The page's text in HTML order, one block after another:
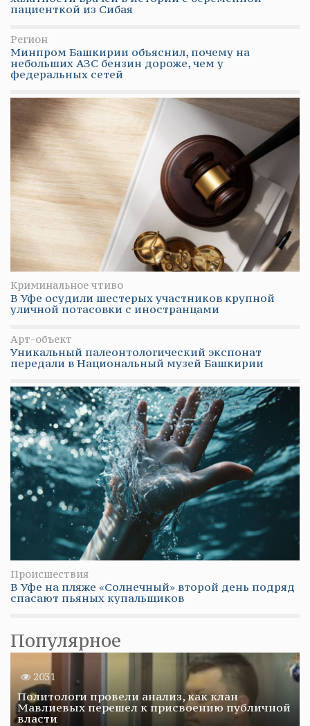
пациенткой из Сибая
Регион
Минпром Башкирии объяснил, почему на
небольших АЗС бензин дороже, чем у
федеральных сетей
Криминальное чтиво
В Уфе осудили шестерых участников крупной
уличной потасовки с иностранцами
Арт-объект
Уникальный палеонтологический экспонат
передали в Национальный музей Башкирии
Происшествия
В Уфе на пляже «Солнечный» второй день подряд
спасают пьяных купальщиков
Популярное
2031
Политологи провели анализ, как клан
Мавлиевых перешел к присвоению публичной
власти